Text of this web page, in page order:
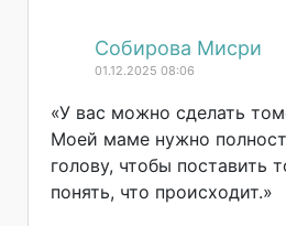
Собирова Мисри
01.12.2025 08:06
«У вас можно сделать
Моей маме нужно
голову, чтобы поставить
понять, что происходит.»